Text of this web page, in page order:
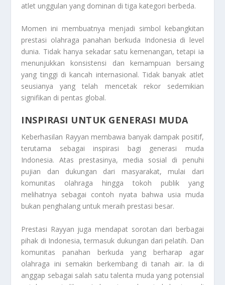
atlet unggulan yang dominan di tiga kategori berbeda.
Momen ini membuatnya menjadi simbol kebangkitan
prestasi olahraga panahan berkuda Indonesia di level
dunia. Tidak hanya sekadar satu kemenangan, tetapi ia
menunjukkan konsistensi dan kemampuan bersaing
yang tinggi di kancah internasional. Tidak banyak atlet
seusianya yang telah mencetak rekor sedemikian
signifikan di pentas global.
INSPIRASI UNTUK GENERASI MUDA
Keberhasilan Rayyan membawa banyak dampak positif,
terutama sebagai inspirasi bagi generasi muda
Indonesia. Atas prestasinya, media sosial di penuhi
pujian dan dukungan dari masyarakat, mulai dari
komunitas olahraga hingga tokoh publik yang
melihatnya sebagai contoh nyata bahwa usia muda
bukan penghalang untuk meraih prestasi besar.
Prestasi Rayyan juga mendapat sorotan dari berbagai
pihak di Indonesia, termasuk dukungan dari pelatih. Dan
komunitas panahan berkuda yang berharap agar
olahraga ini semakin berkembang di tanah air. Ia di
anggap sebagai salah satu talenta muda yang potensial